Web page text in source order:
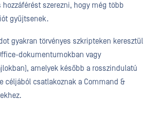
szerezni, hogy még több
gyűjtsenek.
gyakran törvényes szkripteken keresztül
dokumentumokban vagy
amelyek később a rosszindulatú
céljából csatlakoznak a Command &